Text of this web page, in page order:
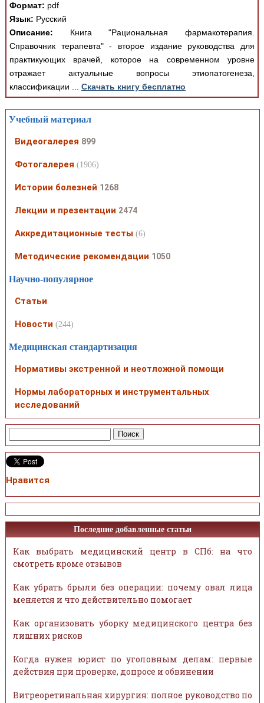
Формат: pdf
Язык: Русский
Описание: Книга "Рациональная фармакотерапия.
Справочник терапевта" - второе издание руководства для
практикующих врачей, которое на современном уровне
отражает актуальные вопросы этиопатогенеза,
классификации ... Скачать книгу бесплатно
Учебный материал
Видеогалерея 899
Фотогалерея (1906)
Истории болезней 1268
Лекции и презентации 2474
Аккредитационные тесты (6)
Методические рекомендации 1050
Научно-популярное
Статьи
Новости (244)
Медицинская стандартизация
Нормативы экстренной и неотложной помощи
Нормы лабораторных и инструментальных
исследований
Нравится
Последние добавленные статьи
Как выбрать медицинский центр в СПб: на что
смотреть кроме отзывов
Как убрать брыли без операции: почему овал лица
меняется и что действительно помогает
Как организовать уборку медицинского центра без
лишних рисков
Когда нужен юрист по уголовным делам: первые
действия при проверке, допросе и обвинении
Витреоретинальная хирургия: полное руководство по